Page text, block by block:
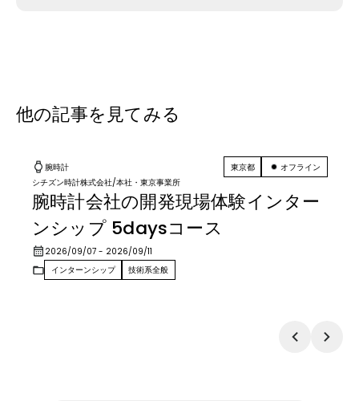
他の記事を見てみる
腕時計 東京都
オフライン
シチズン時計株式会社/本社・東京事業所
腕時計会社の開発現場体験インター
ンシップ 5daysコース
2026/09/07 - 2026/09/11
インターンシップ
技術系全般